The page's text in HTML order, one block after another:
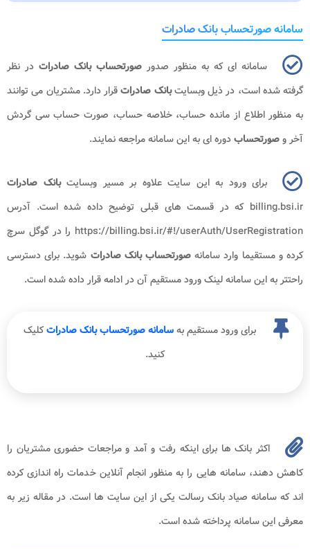
سامانه صورتحساب بانک صادرات
سامانه ای که به منظور صدور صورتحساب بانک صادرات در نظر
گرفته شده است، در ذیل وبسایتبانک صادراتقرار دارد. مشتریان می توانند
به منظور اطلاع از مانده حساب، خلاصه حساب، صورت حساب سی گردش
آخر وصورتحسابدوره ای به این سامانه مراجعه نمایند.
برای ورود به این سایت علاوه بر مسیر وبسایتبانک صادرات
billing.bsi.ir که در قسمت های قبلی توضیح داده شده است. آدرس
https://billing.bsi.ir/#!/userAuth/UserRegistration را در گوگل سرچ
کرده و مستقیما وارد سامانه صورتحساب بانک صادرات شوید. برای دسترسی
راحتتر به این سامانه لینک ورود مستقیم آن در ادامه قرار داده شده است.
برای ورود مستقیم بهسامانه صورتحساب بانک صادراتکلیک
کنید.
اکثر بانک ها برای اینکه رفت و آمد و مراجعات حضوری مشتریان را
کاهش دهند، سامانه هایی را به منظور انجام آنلاین خدمات راه اندازی کرده
اند که سامانه صیاد بانک رسالت یکی از این سایت ها است. در مقاله زیر به
معرفی این سامانه پرداخته شده است.